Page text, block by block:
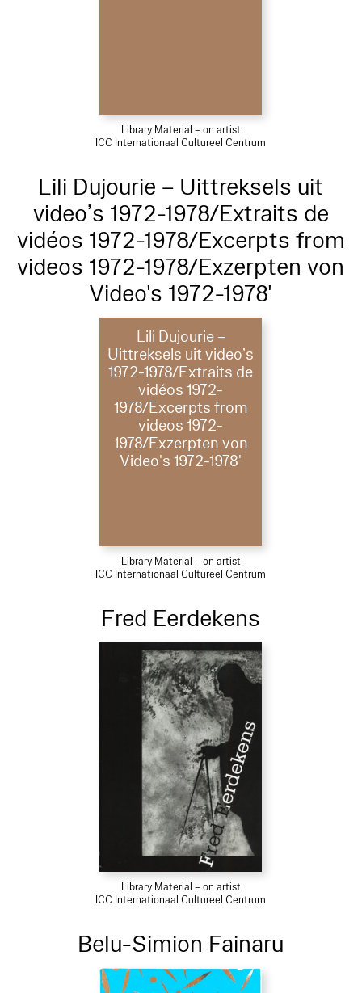
Library Material – on artist
ICC Internationaal Cultureel Centrum
Lili Dujourie – Uittreksels uit
video’s 1972-1978/Extraits de
vidéos 1972-1978/Excerpts from
videos 1972-1978/Exzerpten von
Video's 1972-1978'
Lili Dujourie –
Uittreksels uit video’s
1972-1978/Extraits de
vidéos 1972-
1978/Excerpts from
videos 1972-
1978/Exzerpten von
Video's 1972-1978'
Library Material – on artist
ICC Internationaal Cultureel Centrum
Fred Eerdekens
Library Material – on artist
ICC Internationaal Cultureel Centrum
Belu-Simion Fainaru